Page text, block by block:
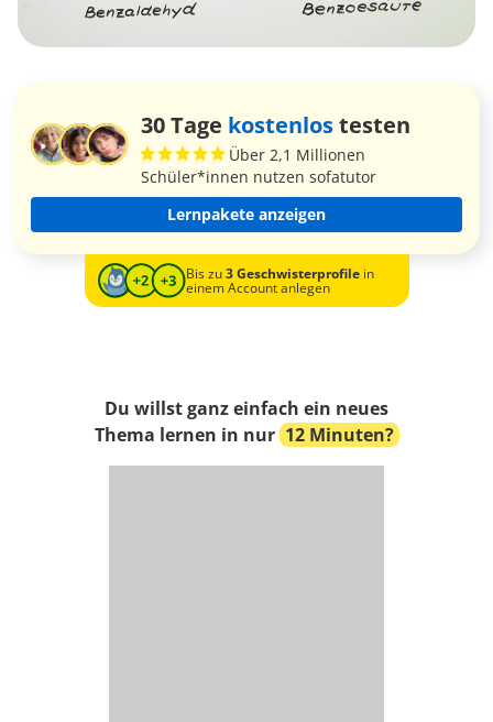
30 Tage kostenlostesten
Über 2,1 Millionen
Schüler*innen nutzen sofatutor
Lernpakete anzeigen
Bis zu3 Geschwisterprofilein
einem Account anlegen
Du willst ganz einfach ein neues
Thema lernen in nur 12 Minuten?